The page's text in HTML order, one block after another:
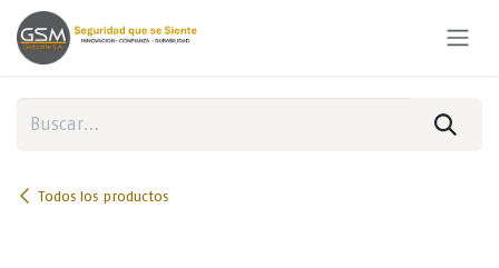
Ir al contenido
Todos los productos